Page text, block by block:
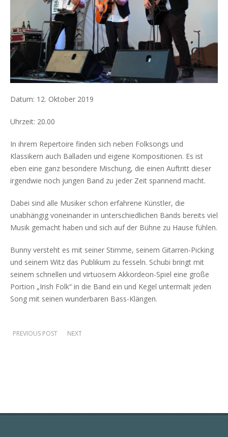
Datum: 12. Oktober 2019
Uhrzeit: 20.00
In ihrem Repertoire finden sich neben Folksongs und
Klassikern auch Balladen und eigene Kompositionen. Es ist
eben eine ganz besondere Mischung, die einen Auftritt dieser
irgendwie noch jungen Band zu jeder Zeit spannend macht.
Dabei sind alle Musiker schon erfahrene Künstler, die
unabhängig voneinander in unterschiedlichen Bands bereits viel
Musik gemacht haben und sich auf der Bühne zu Hause fühlen.
Bunny versteht es mit seiner Stimme, seinem Gitarren-Picking
und seinem Witz das Publikum zu fesseln. Schubi bringt mit
seinem schnellen und virtuosem Akkordeon-Spiel eine große
Portion „Irish Folk“ in die Band ein und Kegel untermalt jeden
Song mit seinen wunderbaren Bass-Klängen.
PREVIOUS POST NEXT